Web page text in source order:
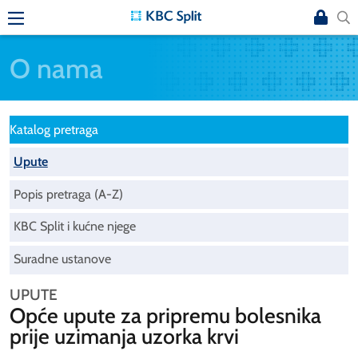
O nama
Katalog pretraga
Upute
Popis pretraga (A-Z)
KBC Split i kućne njege
Suradne ustanove
UPUTE
Opće upute za pripremu bolesnika
prije uzimanja uzorka krvi